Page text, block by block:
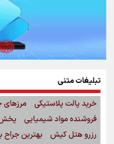
تبلیغات متنی
خرید پالت پلاستیکی
مرزهای
فروشنده مواد شیمیایی
پخش
رزرو هتل کیش
بهترین جراح